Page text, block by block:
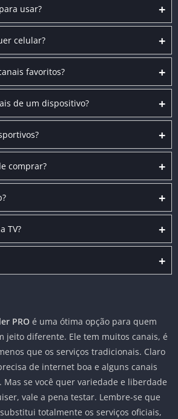
+
usar?
+
celular?
+
favoritos?
+
de um dispositivo?
+
+
comprar?
+
+
TV?
+
PRO é uma ótima opção para quem
jeito diferente. Ele tem muitos canais, é
que os serviços tradicionais. Claro
de internet boa e alguns canais
se você quer variedade e liberdade
vale a pena testar. Lembre-se que
totalmente os serviços oficiais,